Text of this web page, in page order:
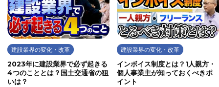
建設業界の変化・改革
2023年に建設業界で必ず起きる
4つのこととは？国土交通省の狙
いは？
建設業界の変化・改革
インボイス制度とは？1人親方・
個人事業主が知っておくべきポ
イント